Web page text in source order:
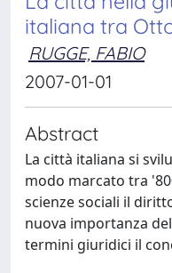
italiana tra
RUGGE, FABIO
2007-01-01
Abstract
La città italiana si
modo marcato tra
scienze sociali il
nuova importanza
termini giuridici il